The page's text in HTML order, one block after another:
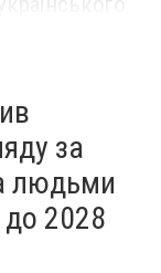
районі, —
за
людьми
до 2028